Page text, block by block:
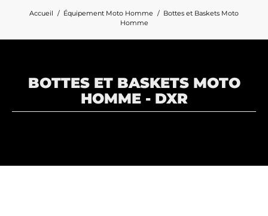
Accueil Équipement Moto Homme
Bottes et Baskets Moto
Homme
BOTTES ET BASKETS MOTO
HOMME - DXR